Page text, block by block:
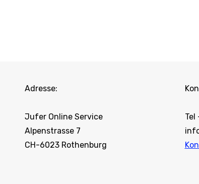
Adresse:
Jufer Online Service
Alpenstrasse 7
CH-6023 Rothenburg
Tel